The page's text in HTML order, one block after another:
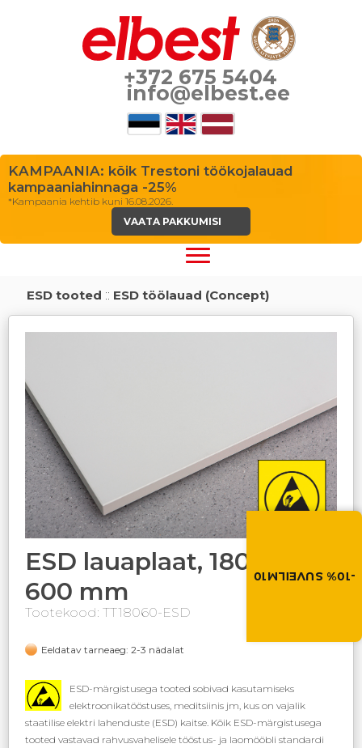
Suvi toob
-10% SUVEILM10
+372 675 5404
info@elbest.ee
KAMPAANIA: kõik Trestoni töökojalauad
kampaaniahinnaga -25%
*Kampaania kehtib kuni 16.08.2026.
VAATA PAKKUMISI
ESD tooted :: ESD töölauad (Concept)
ESD lauaplaat, 1806 x
600 mm
Tootekood: TT18060-ESD
Eeldatav tarneaeg: 2-3 nädalat
ESD-märgistusega tooted sobivad kasutamiseks
elektroonikatööstuses, meditsiinis jm, kus on vajalik
staatilise elektri lahenduste (ESD) kaitse. Kõik ESD-märgistusega
tooted vastavad rahvusvahelisele tööstus- ja laomööbli standardi